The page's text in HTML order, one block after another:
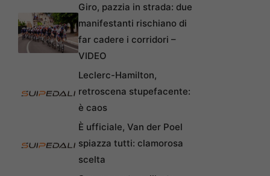
Giro, pazzia in strada: due
manifestanti rischiano di
far cadere i corridori –
VIDEO
Leclerc-Hamilton,
retroscena stupefacente:
è caos
È ufficiale, Van der Poel
spiazza tutti: clamorosa
scelta